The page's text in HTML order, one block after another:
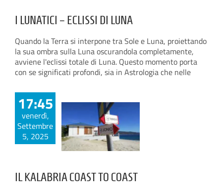
I LUNATICI – ECLISSI DI LUNA
Quando la Terra si interpone tra Sole e Luna, proiettando
la sua ombra sulla Luna oscurandola completamente,
avviene l'eclissi totale di Luna. Questo momento porta
con se significati profondi, sia in Astrologia che nelle
17:45
venerdì,
Settembre
5, 2025
IL KALABRIA COAST TO COAST